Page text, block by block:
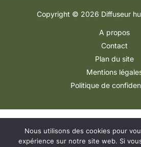
Copyright © 2026 Diffuseur
A propos
Contact
Plan du site
Mentions
Politique de
Nous utilisons des cookies pour
expérience sur notre site web. Si